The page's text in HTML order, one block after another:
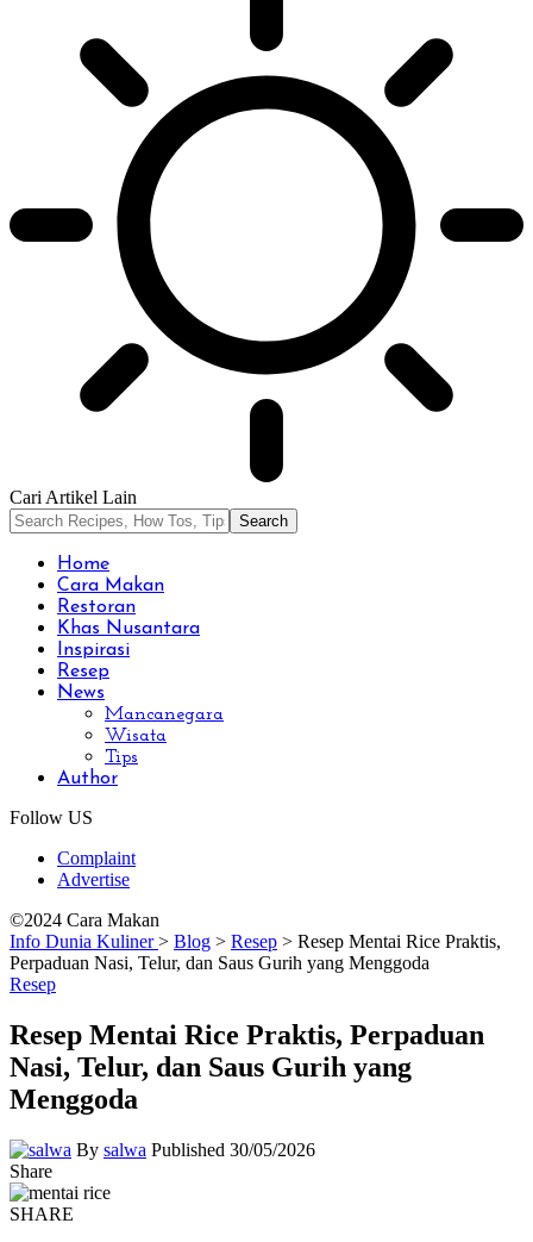
Cari Artikel Lain
Home
Cara Makan
Restoran
Khas Nusantara
Inspirasi
Resep
News
Mancanegara
Wisata
Tips
Author
Follow US
Complaint
Advertise
©2024 Cara Makan
Info Dunia Kuliner> Blog > Resep > Resep Mentai Rice Praktis,
Perpaduan Nasi, Telur, dan Saus Gurih yang Menggoda
Resep
Resep Mentai Rice Praktis, Perpaduan
Nasi, Telur, dan Saus Gurih yang
Menggoda
By salwa Published 30/05/2026
Share
SHARE